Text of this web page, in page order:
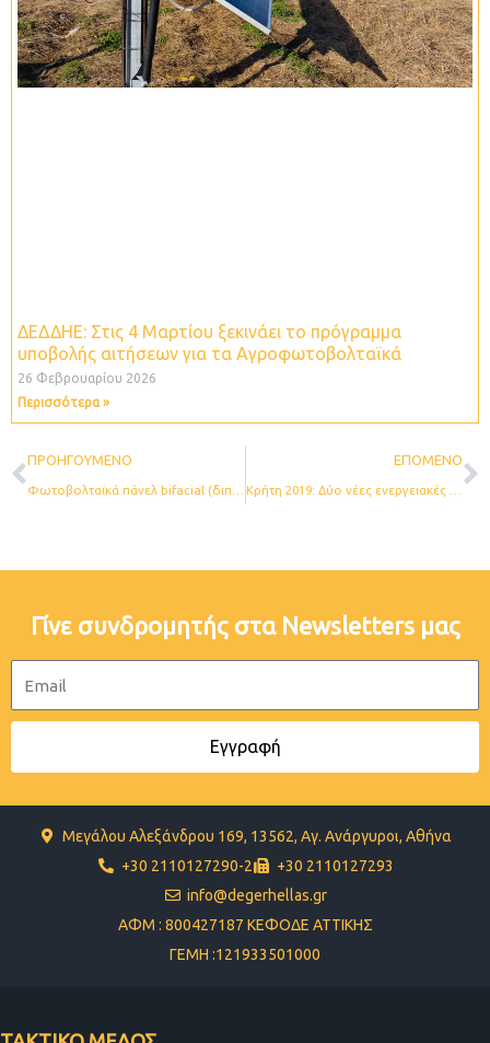
ΔΕΔΔΗΕ: Στις 4 Μαρτίου ξεκινάει το πρόγραμμα
υποβολής αιτήσεων για τα Αγροφωτοβολταϊκά
26 Φεβρουαρίου 2026
Περισσότερα »
Prev
ΠΡΟΗΓΟΎΜΕΝΟ ΕΠΌΜΕΝΟ
Γίνε συνδρομητής στα Newsletters μας
Εγγραφή
Μεγάλου Αλεξάνδρου 169, 13562, Αγ. Ανάργυροι, Αθήνα
+30 2110127290-2
+30 2110127293
info@degerhellas.gr
ΑΦΜ : 800427187 ΚΕΦΟΔΕ ΑΤΤΙΚΗΣ
ΓΕΜΗ :121933501000